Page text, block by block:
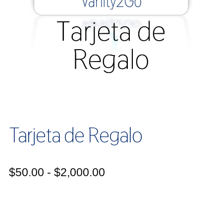
Tarjeta de Regalo
$50.00 - $2,000.00Rango